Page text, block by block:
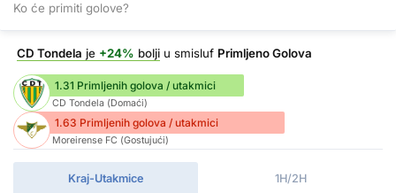
Ko će primiti golove?
CD Tondela je +24% bolji u smisluf Primljeno Golova
1.31 Primljenih golova / utakmici
CD Tondela (Domaći)
1.63 Primljenih golova / utakmici
Moreirense FC (Gostujući)
Kraj-Utakmice 1H/2H